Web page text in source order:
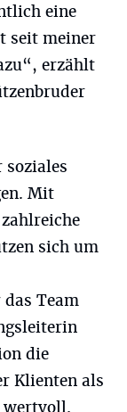
eine
seit meiner
erzählt
soziales
Mit
sich um
Team
die
Klienten als
wertvoll.